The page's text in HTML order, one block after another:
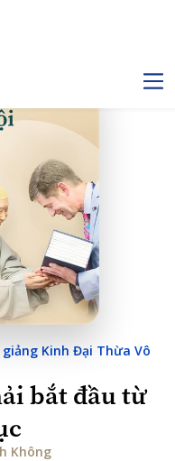
Kinh Đại Thừa Vô
bắt đầu từ
Không